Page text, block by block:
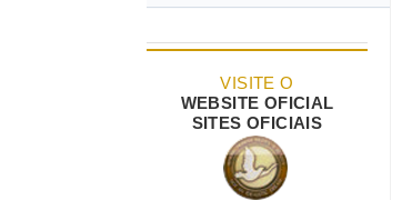
VISITE O
WEBSITE OFICIAL
SITES OFICIAIS